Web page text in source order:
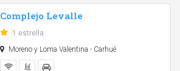
Complejo Levalle
1 estrella
Moreno y Loma Valentina - Carhué